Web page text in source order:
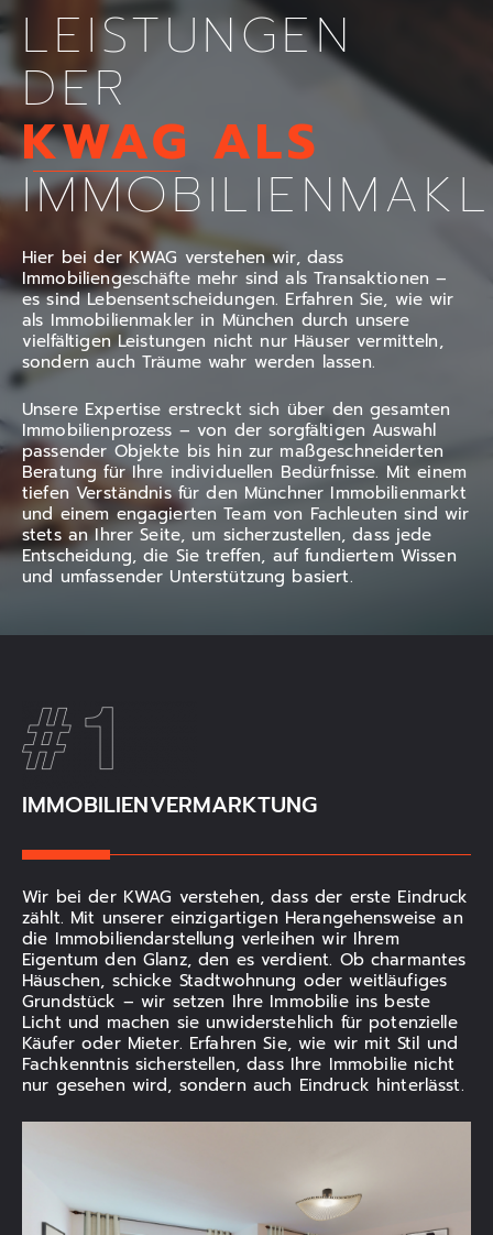
LEISTUNGEN
DER
KWAG ALS
Hier bei der KWAG verstehen wir, dass
Immobiliengeschäfte mehr sind als Transaktionen –
es sind Lebensentscheidungen. Erfahren Sie, wie wir
als Immobilienmakler in München durch unsere
vielfältigen Leistungen nicht nur Häuser vermitteln,
sondern auch Träume wahr werden lassen.
Unsere Expertise erstreckt sich über den gesamten
Immobilienprozess – von der sorgfältigen Auswahl
passender Objekte bis hin zur maßgeschneiderten
Beratung für Ihre individuellen Bedürfnisse. Mit einem
tiefen Verständnis für den Münchner Immobilienmarkt
und einem engagierten Team von Fachleuten sind wir
stets an Ihrer Seite, um sicherzustellen, dass jede
Entscheidung, die Sie treffen, auf fundiertem Wissen
und umfassender Unterstützung basiert.
IMMOBILIENVERMARKTUNG
Wir bei der KWAG verstehen, dass der erste Eindruck
zählt. Mit unserer einzigartigen Herangehensweise an
die Immobiliendarstellung verleihen wir Ihrem
Eigentum den Glanz, den es verdient. Ob charmantes
Häuschen, schicke Stadtwohnung oder weitläufiges
Grundstück – wir setzen Ihre Immobilie ins beste
Licht und machen sie unwiderstehlich für potenzielle
Käufer oder Mieter. Erfahren Sie, wie wir mit Stil und
Fachkenntnis sicherstellen, dass Ihre Immobilie nicht
nur gesehen wird, sondern auch Eindruck hinterlässt.